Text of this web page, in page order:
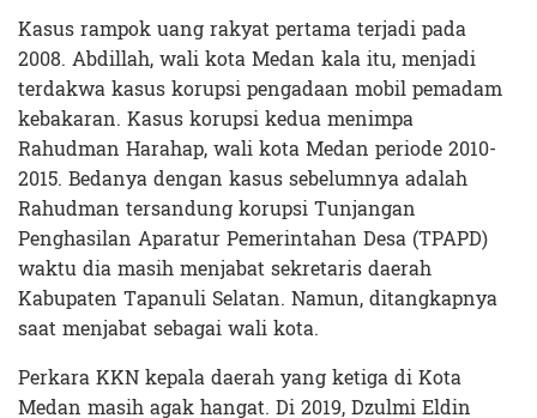
Kasus rampok uang rakyat pertama terjadi pada
2008. Abdillah, wali kota Medan kala itu, menjadi
terdakwa kasus korupsi pengadaan mobil pemadam
kebakaran. Kasus korupsi kedua menimpa
Rahudman Harahap, wali kota Medan periode 2010-
2015. Bedanya dengan kasus sebelumnya adalah
Rahudman tersandung korupsi Tunjangan
Penghasilan Aparatur Pemerintahan Desa (TPAPD)
waktu dia masih menjabat sekretaris daerah
Kabupaten Tapanuli Selatan. Namun, ditangkapnya
saat menjabat sebagai wali kota.
Perkara KKN kepala daerah yang ketiga di Kota
Medan masih agak hangat. Di 2019, Dzulmi Eldin